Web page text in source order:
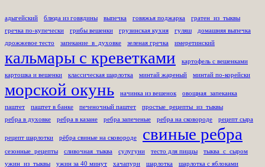
адыгейский блюда из говядины выпечка говяжья поджарка
гратен_из_тыквы
гречка по-купечески
грибы вешенки грузинская кухня гуляш
домашняя выпечка
дрожжевое тесто
запекание_в_духовке зеленая гречка имеретинский
кальмары с креветками картофель с вешенками
картошка и вешенки классическая шарлотка минтай жареный минтай по-корейски
морской окунь начинка из вешенок овощная_запеканка
паштет паштет в банке печеночный паштет
простые_рецепты_из_тыквы
ребра в духовке
ребра в казане ребра запеченые ребра на сковороде рецепт сыра
рецепт шарлотки рёбра свиные на сковороде свиные ребра
сезонные_рецепты сливочная_тыква сулугуни тесто для пиццы
тыква_с_сыром
ужин_из_тыквы
ужин за 40 минут хачапури шарлотка шарлотка с яблоками